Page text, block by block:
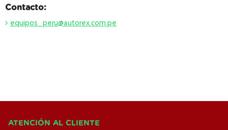
Contacto:
equipos_peru@autorex.com.pe
ATENCIÓN AL CLIENTE